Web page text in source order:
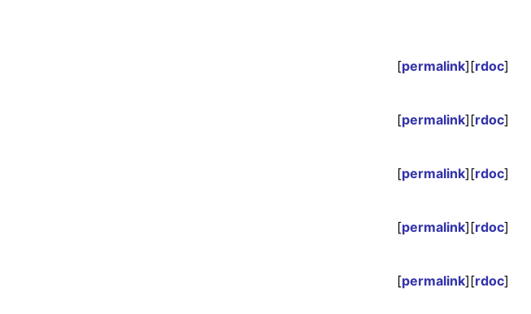
[permalink][rdoc]
[permalink][rdoc]
[permalink][rdoc]
[permalink][rdoc]
[permalink][rdoc]